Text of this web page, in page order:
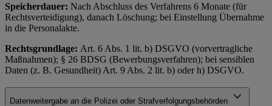
Speicherdauer: Nach Abschluss des Verfahrens 6 Monate (für
Rechtsverteidigung), danach Löschung; bei Einstellung Übernahme
in die Personalakte.
Rechtsgrundlage: Art. 6 Abs. 1 lit. b) DSGVO (vorvertragliche
Maßnahmen); § 26 BDSG (Bewerbungsverfahren); bei sensiblen
Daten (z. B. Gesundheit) Art. 9 Abs. 2 lit. b) oder h) DSGVO.
Datenweitergabe an die Polizei oder Strafverfolgungsbehörden